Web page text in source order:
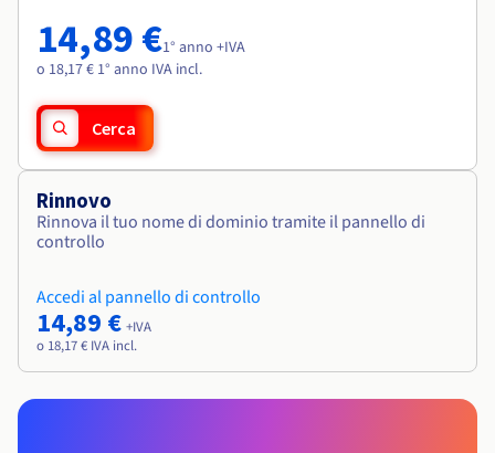
14,89 €1° anno +IVA
o 18,17 € 1° anno IVA incl.
Cerca
Rinnovo
Rinnova il tuo nome di dominio tramite il pannello di
controllo
Accedi al pannello di controllo
14,89 € +IVA
o 18,17 € IVA incl.